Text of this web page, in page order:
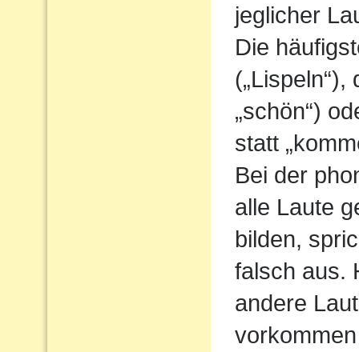
jeglicher
Die
„schön“)
statt
Bei der
alle Laute
bilden,
falsch aus.
andere